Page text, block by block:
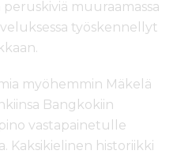
muuraamassa
työskennellyt
myöhemmin Mäkelä
Bangkokiin
vastapainetulle
Kaksikielinen historiikki